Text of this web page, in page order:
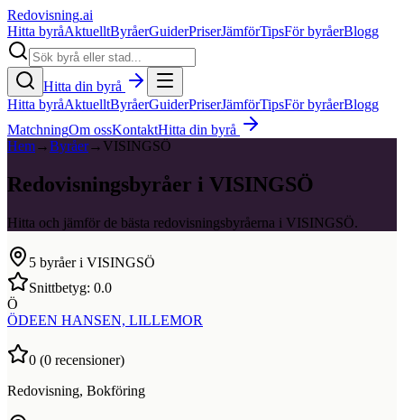
Redovisning.ai
Hitta byråAktuelltByråerGuiderPriserJämförTipsFör byråerBlogg
Hitta din byrå
Hitta byråAktuelltByråerGuiderPriserJämförTipsFör byråerBlogg
MatchningOm ossKontaktHitta din byrå
Hem→Byråer→ VISINGSÖ
Redovisningsbyråer i VISINGSÖ
Hitta och jämför de bästa redovisningsbyråerna i VISINGSÖ.
5 byråer i VISINGSÖ
Snittbetyg: 0.0
Ö
ÖDEEN HANSEN, LILLEMOR
0 (0 recensioner)
Redovisning, Bokföring